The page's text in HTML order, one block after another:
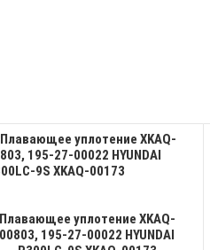
Плавающее уплотение XKAQ-
00803, 195-27-00022 HYUNDAI